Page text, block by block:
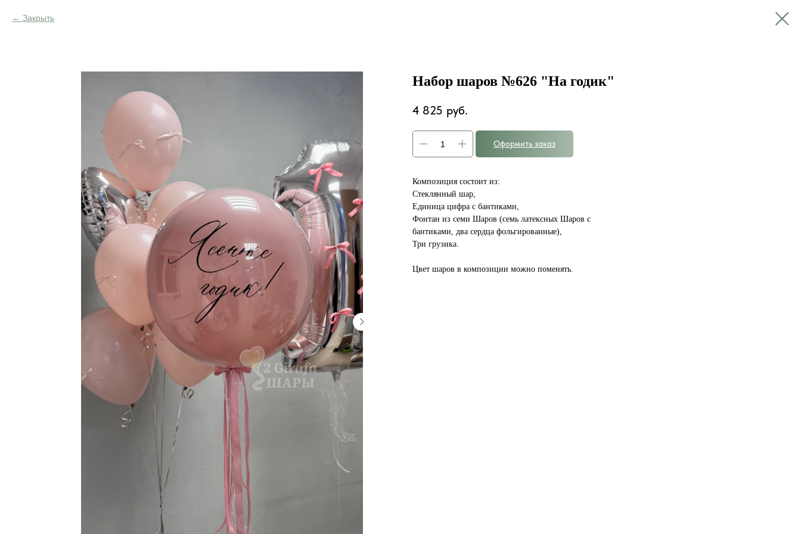
Закрыть
Набор шаров №626 "На годик"
4 825 руб.
Оформить заказ
Композиция состоит из:
Стеклянный шар,
Единица цифра с бантиками,
Фонтан из семи Шаров (семь латексных Шаров с
бантиками, два сердца фольгированные),
Три грузика.
Цвет шаров в композиции можно поменять.